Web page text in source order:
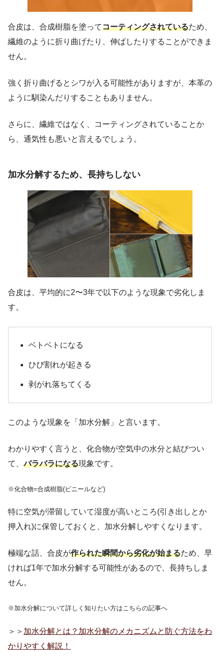
合皮は、合成樹脂を塗ってコーティングされているため、
繊維のように折り曲げたり、伸ばしたりすることができま
せん。
強く折り曲げるとシワが入る可能性がありますが、本革の
ように馴染んだりすることもありません。
さらに、繊維ではなく、コーティングされていることか
ら、通気性も悪いと言えるでしょう。
加水分解するため、長持ちしない
合皮は、平均的に2〜3年で以下のような現象で劣化しま
す。
ベトベトになる
ひび割れが起きる
剥がれ落ちてくる
このような現象を「加水分解」と言います。
わかりやすく言うと、化合物が空気中の水分と結びつい
て、バラバラになる現象です。
※化合物=合成樹脂(ビニールなど)
特に空気が滞留していて湿度が高いところ(引き出しとか
押入れ)に保管しておくと、加水分解しやすくなります。
極端な話、合皮が作られた瞬間から劣化が始まるため、早
ければ1年で加水分解する可能性があるので、長持ちしま
せん。
※加水分解について詳しく知りたい方はこちらの記事へ
＞＞ 加水分解とは？加水分解のメカニズムと防ぐ方法をわ
かりやすく解説！